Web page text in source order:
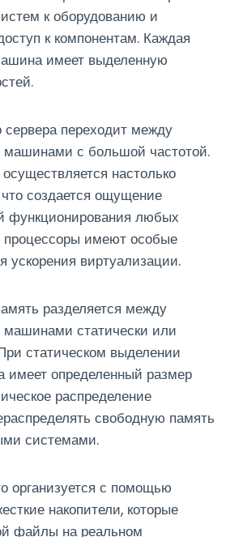
к оборудованию и
к компонентам. Каждая
имеет выделенную
сервера переходит между
с большой частотой.
настолько
создается ощущение
функционирования любых
имеют особые
ускорения виртуализации.
разделяется между
статически или
статическом выделении
имеет определенный размер
распределение
свободную память
системами.
организуется с помощью
накопители, которые
файлы на реальном